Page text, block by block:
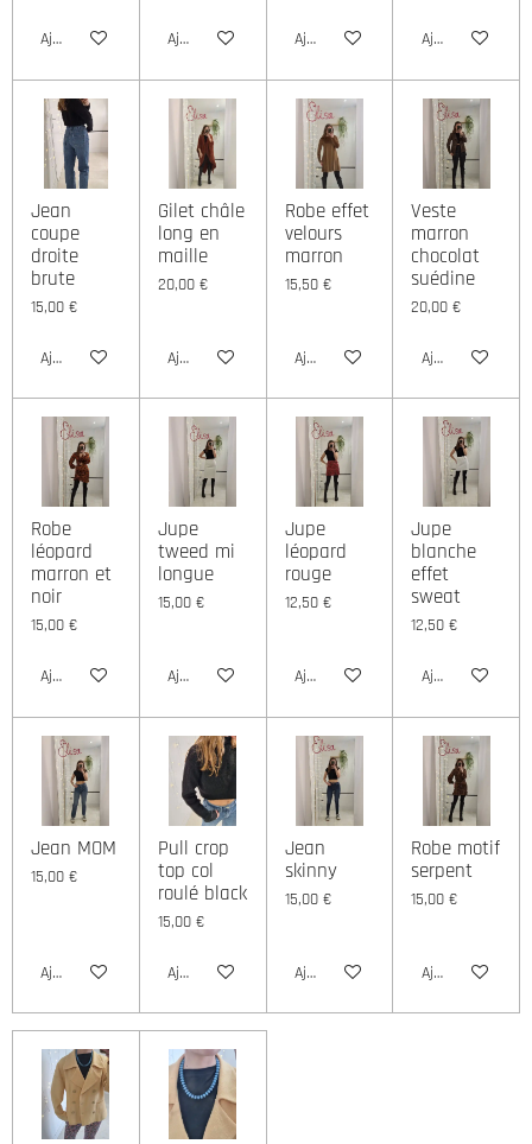
Ajouter au panier Ajouter au panier Ajouter au panier Ajouter au
Jean
coupe
droite
brute
15,00 €
Ajouter au panier
Gilet châle
long en
maille
20,00 €
Ajouter au panier
Robe effet
velours
marron
15,50 €
Ajouter au panier
Veste
marron
chocolat
suédine
20,00 €
Ajouter au
Robe
léopard
marron et
noir
15,00 €
Ajouter au panier
Jupe
tweed mi
longue
15,00 €
Ajouter au panier
Jupe
léopard
rouge
12,50 €
Ajouter au panier
Jupe
blanche
effet
sweat
12,50 €
Ajouter au
Jean MOM
15,00 €
Ajouter au panier
Pull crop
top col
roulé black
15,00 €
Ajouter au panier
Jean
skinny
15,00 €
Ajouter au panier
Robe motif
serpent
15,00 €
Ajouter au